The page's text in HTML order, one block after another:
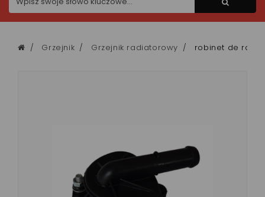
Grzejnik Grzejnik radiatorowy robinet de